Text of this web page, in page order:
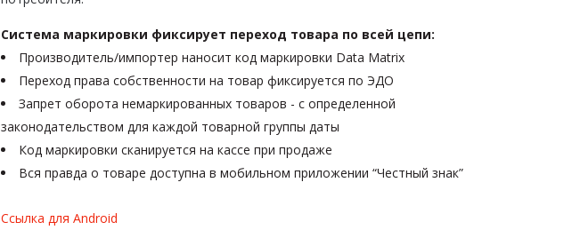
Система маркировки фиксирует переход товара по всей цепи:
Производитель/импортер наносит код маркировки Data Matrix
Переход права собственности на товар фиксируется по ЭДО
Запрет оборота немаркированных товаров - с определенной
законодательством для каждой товарной группы даты
Код маркировки сканируется на кассе при продаже
Вся правда о товаре доступна в мобильном приложении “Честный знак”
Ссылка для Android